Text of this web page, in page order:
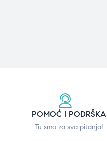
POMOĆ I PODRŠKA
Tu smo za sva pitanja!